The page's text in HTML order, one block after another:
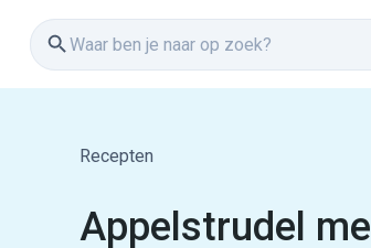
Recepten
Appelstrudel